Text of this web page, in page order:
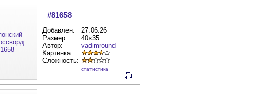
#81658
Добавлен:
27.06.26
Размер:
40x35
Автор:
vadimround
Картинка:
Сложность:
cтатистика